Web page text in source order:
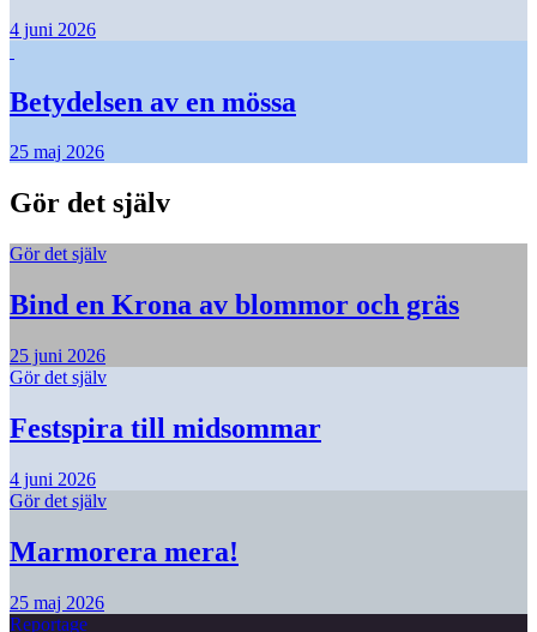
4 juni 2026
Betydelsen av en mössa
25 maj 2026
Gör det själv
Gör det själv
Bind en Krona av blommor och gräs
25 juni 2026
Gör det själv
Festspira till midsommar
4 juni 2026
Gör det själv
Marmorera mera!
25 maj 2026
Reportage